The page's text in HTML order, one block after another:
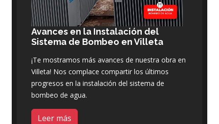
Avances en la Instalación del
Sistema de Bombeo en Villeta
¡Te mostramos más avances de nuestra obra en
Villeta! Nos complace compartir los últimos
progresos en la instalación del sistema de
bombeo de agua.
Leer más